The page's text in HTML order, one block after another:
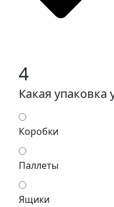
4
Какая упаковка
Коробки
Паллеты
Ящики